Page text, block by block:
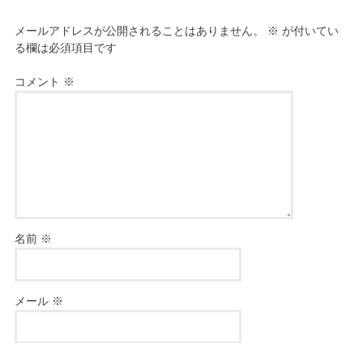
メールアドレスが公開されることはありません。 ※ が付いてい
る欄は必須項目です
コメント ※
名前 ※
メール ※